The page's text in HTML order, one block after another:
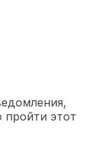
пройти этот